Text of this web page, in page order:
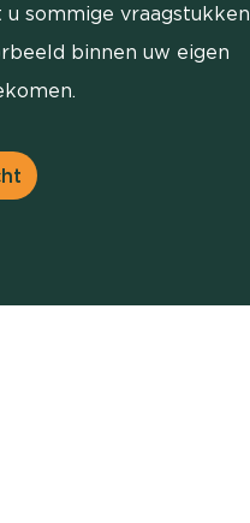
sommige vraagstukken
binnen uw eigen